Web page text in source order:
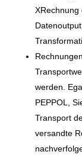
XRechnung
werden.
PEPPOL,
Transport
versandte